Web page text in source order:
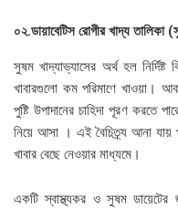
০২.ডায়াবেটিস রোগীর খাদ্য তালিকা
সুষম খাদ্যাভ্যাসের অর্থ হল
খাবারগুলো কম পরিমাণে খাওয়া।
পুষ্টি উপাদানের চাহিদা পূরণ করতে
নিয়ে আসা । এই বৈচিত্র্য আনা যায়
খাবার বেছে নেওয়ার মাধ্যমে।
একটি স্বাস্থ্যকর ও সুষম ডায়েটের